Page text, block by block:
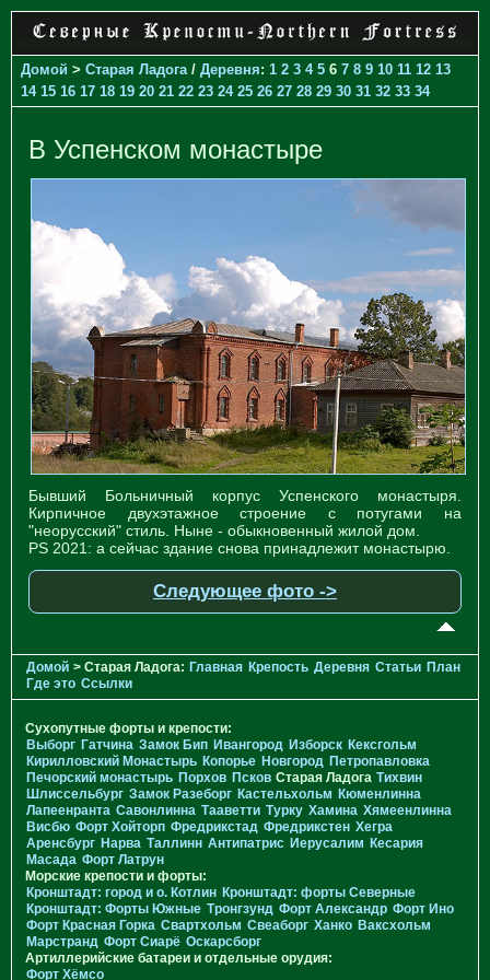
Домой > Старая Ладога / Деревня: 1 2 3 4 5 6 7 8 9 10 11 12 13
14 15 16 17 18 19 20 21 22 23 24 25 26 27 28 29 30 31 32 33 34
В Успенском монастыре
Бывший Больничный корпус Успенского монастыря.
Кирпичное двухэтажное строение с потугами на
"неорусский" стиль. Ныне - обыкновенный жилой дом.
PS 2021: а сейчас здание снова принадлежит монастырю.
Следующее фото ->
Домой > Старая Ладога: Главная Крепость Деревня Статьи План
Где это Ссылки
Сухопутные форты и крепости:
Выборг Гатчина Замок Бип Ивангород Изборск Кексгольм
Кирилловский Монастырь Копорье Новгород Петропавловка
Печорcкий монастырь Порхов Псков Старая Ладога Тихвин
Шлиссельбург Замок Разеборг Кастельхольм Кюменлинна
Лапеенранта Савонлинна Тааветти Турку Хамина Хямеенлинна
Висбю Форт Хойторп Фредрикстад Фредрикстен Хегра
Аренсбург Нарва Таллинн Антипатрис Иерусалим Кесария
Масада Форт Латрун
Морские крепости и форты:
Кронштадт: город и о. Котлин Кронштадт: форты Северные
Кронштадт: Форты Южные Тронгзунд Форт Александр Форт Ино
Форт Красная Горка Свартхольм Свеаборг Ханко Ваксхольм
Марстранд Форт Сиарё Оскарсборг
Артиллерийские батареи и отдельные орудия:
Форт Хёмсо